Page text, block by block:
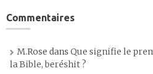
Commentaires
M.Rose dans Que signifie le
la Bible, beréshit ?